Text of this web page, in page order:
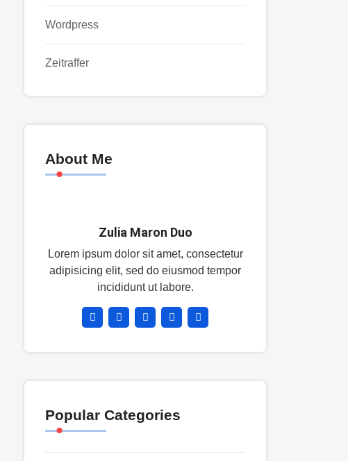
Wordpress
Zeitraffer
About Me
Zulia Maron Duo
Lorem ipsum dolor sit amet, consectetur
adipisicing elit, sed do eiusmod tempor
incididunt ut labore.
Popular Categories